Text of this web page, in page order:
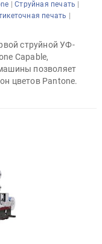
|Струйная печать |
печать |
струйной УФ-
Capable,
позволяет
цветов Pantone.